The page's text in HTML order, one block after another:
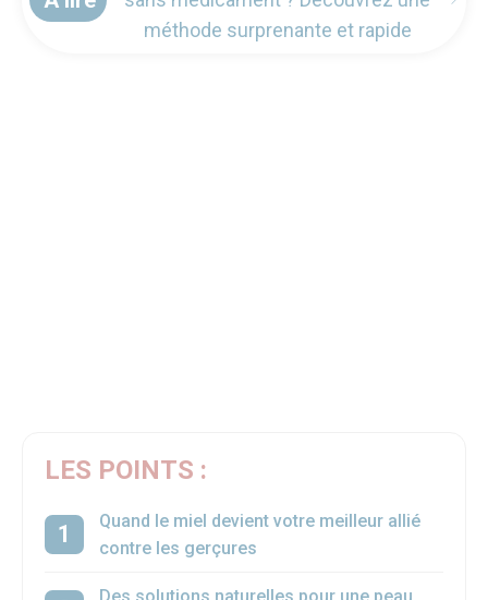
méthode surprenante et rapide
LES POINTS :
Quand le miel devient votre meilleur allié
contre les gerçures